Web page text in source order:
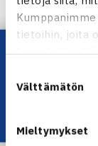
tietoihin, joita
kun olet
valinta
Välttämätön
Mieltymykset
Anna Blinkova
Poikien nelinpeli
Philip Moebius/
Jeppesen/
Tyttöjen nelinpeli
Humaloja/Olivia
Lataa OmaTennis!